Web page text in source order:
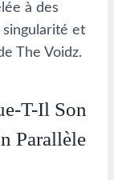
à des
et
The Voidz.
T-Il Son
Parallèle